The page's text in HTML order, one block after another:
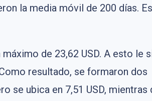
la media móvil de 200 días.
de 23,62 USD. A esto le
resultado, se formaron dos
se ubica en 7,51 USD, mientras